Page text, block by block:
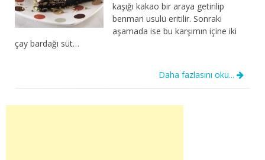
kaşığı kakao bir araya getirilip
benmari usulü eritilir. Sonraki
aşamada ise bu karşımın içine iki
çay bardağı süt…
Daha fazlasını oku...